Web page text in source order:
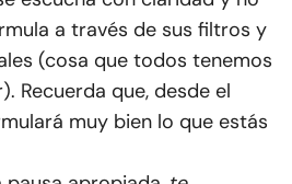
a través de sus filtros y
(cosa que todos tenemos
Recuerda que, desde el
muy bien lo que estás